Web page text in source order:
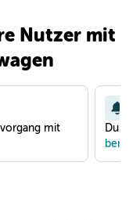
Nutzer mit
mit
Du